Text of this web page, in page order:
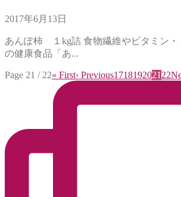
2017年6月13日
あんぽ柿 １kg詰 食物繊維やビタミン・
の健康食品「あ...
Page 21 / 22« First‹ Previous1718192021 22